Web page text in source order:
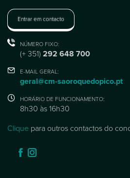
Entrar em contacto
NÚMERO FIXO:
(+ 351) 292 648 700
E-MAIL GERAL:
geral@cm-saoroquedopico.pt
HORÁRIO DE FUNCIONAMENTO:
8h30 às 16h30
Clique para outros contactos do